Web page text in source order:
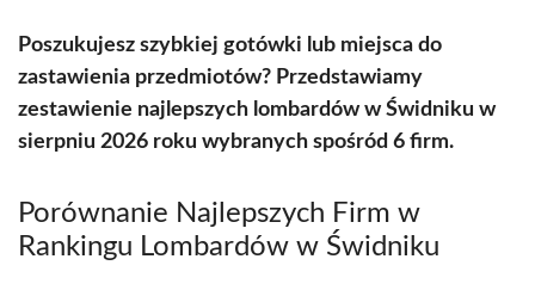
Poszukujesz szybkiej gotówki lub miejsca do
zastawienia przedmiotów? Przedstawiamy
zestawienie najlepszych lombardów w Świdniku w
sierpniu 2026 roku wybranych spośród 6 firm.
Porównanie Najlepszych Firm w
Rankingu Lombardów w Świdniku